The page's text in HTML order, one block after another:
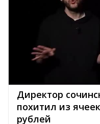
Директор
похитил из
рублей